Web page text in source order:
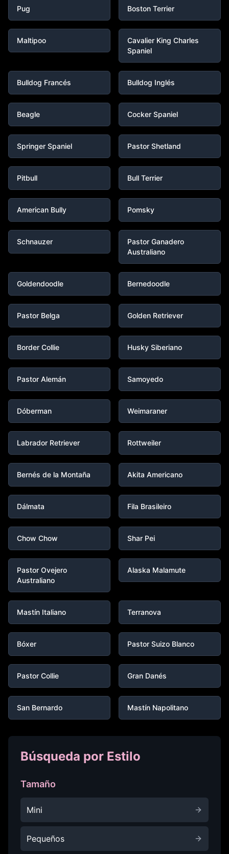
Pug Boston Terrier
Maltipoo
Cavalier King Charles
Spaniel
Bulldog Francés Bulldog Inglés
Beagle Cocker Spaniel
Springer Spaniel Pastor Shetland
Pitbull Bull Terrier
American Bully Pomsky
Schnauzer
Pastor Ganadero
Australiano
Goldendoodle Bernedoodle
Pastor Belga Golden Retriever
Border Collie Husky Siberiano
Pastor Alemán Samoyedo
Dóberman Weimaraner
Labrador Retriever Rottweiler
Bernés de la Montaña Akita Americano
Dálmata Fila Brasileiro
Chow Chow Shar Pei
Pastor Ovejero
Australiano
Alaska Malamute
Mastín Italiano Terranova
Bóxer Pastor Suizo Blanco
Pastor Collie Gran Danés
San Bernardo Mastín Napolitano
Búsqueda por Estilo
Tamaño
Mini
Pequeños